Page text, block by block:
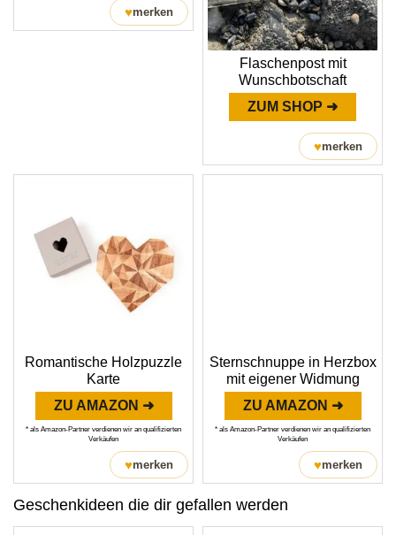
♥merken
Flaschenpost mit
Wunschbotschaft
ZUM SHOP ➜
♥merken
Romantische Holzpuzzle
Karte
ZU AMAZON ➜
* als Amazon-Partner verdienen wir an qualifizierten
Verkäufen
♥merken
Sternschnuppe in Herzbox
mit eigener Widmung
ZU AMAZON ➜
* als Amazon-Partner verdienen wir an qualifizierten
Verkäufen
♥merken
Geschenkideen die dir gefallen werden